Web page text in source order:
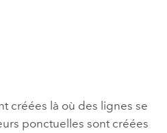
créées là où des lignes se
ponctuelles sont créées